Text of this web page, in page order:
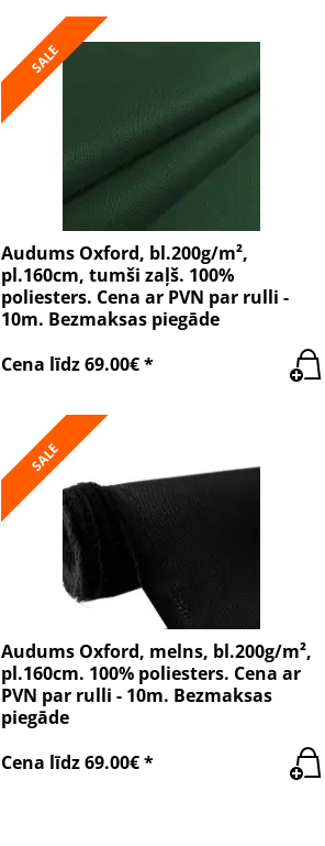
SALE
Audums Oxford, bl.200g/m²,
pl.160cm, tumši zaļš. 100%
poliesters. Cena ar PVN par rulli -
10m. Bezmaksas piegāde
Cena līdz 69.00€ *
SALE
Audums Oxford, melns, bl.200g/m²,
pl.160cm. 100% poliesters. Cena ar
PVN par rulli - 10m. Bezmaksas
piegāde
Cena līdz 69.00€ *